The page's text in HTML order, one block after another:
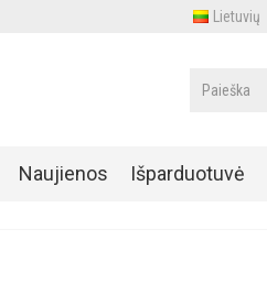
Lietuvių
Naujienos Išparduotuvė